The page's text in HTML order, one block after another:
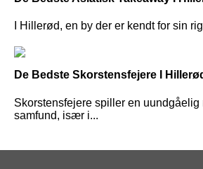
I Hillerød, en by der er kendt for sin
De Bedste Skorstensfejere I
Skorstensfejere spiller en uundgåelig
samfund, især i...